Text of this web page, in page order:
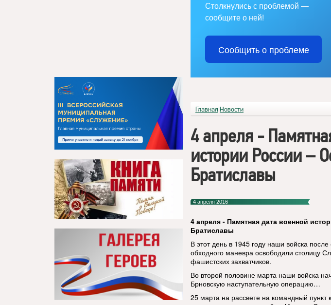
Столкнулись с проблемой —
сообщите о ней!
Сообщить о проблеме
Главная Новости
4 апреля -
истории России –
Братиславы
4 апреля 2016
4 апреля - Памятная дата военной
Братиславы
В этот день в 1945 году наши войска
обходного маневра освободили столицу
фашистских захватчиков.
Во второй половине марта наши войска
Брновскую наступательную операцию…
25 марта на рассвете на командный пункт